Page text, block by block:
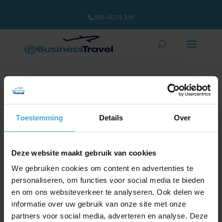
Toestemming Details Over
Deze website maakt gebruik van cookies
We gebruiken cookies om content en advertenties te
personaliseren, om functies voor social media te bieden
en om ons websiteverkeer te analyseren. Ook delen we
informatie over uw gebruik van onze site met onze
partners voor social media, adverteren en analyse. Deze
085–0210 310
Humanitair LH SAF
certificaat
27 maart 2023